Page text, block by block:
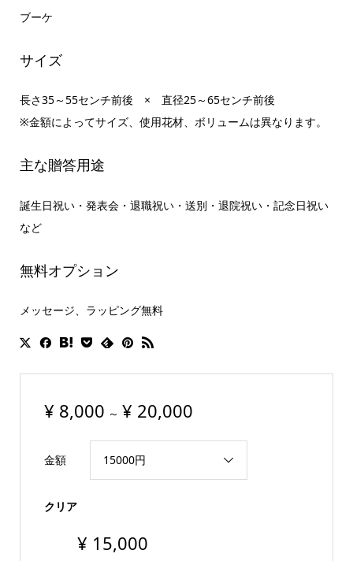
ブーケ
サイズ
長さ35～55センチ前後 × 直径25～65センチ前後
※金額によってサイズ、使用花材、ボリュームは異なります。
主な贈答用途
誕生日祝い・発表会・退職祝い・送別・退院祝い・記念日祝い
など
無料オプション
メッセージ、ラッピング無料
¥ 8,000 ～ ¥ 20,000
金額
クリア
¥ 15,000